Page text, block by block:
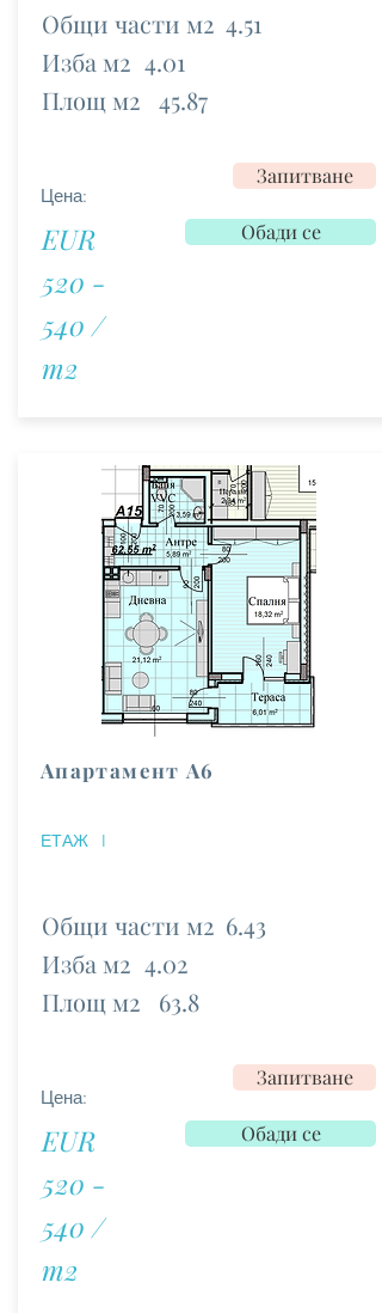
Общи части м2
Изба м2
Площ м2
4.51
4.01
45.87
Цена:
EUR
520 -
540 /
m2
Запитване
Обади се
Апартамент А6
I
ЕТАЖ
Общи части м2
Изба м2
Площ м2
6.43
4.02
63.8
Цена:
EUR
520 -
540 /
m2
Запитване
Обади се